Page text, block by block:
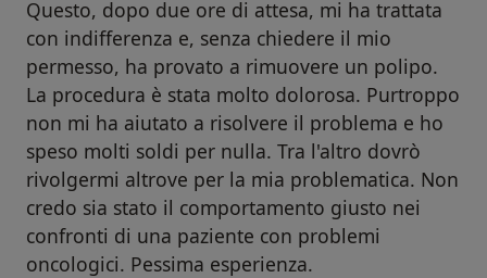
Questo, dopo due ore di attesa, mi ha trattata
con indifferenza e, senza chiedere il mio
permesso, ha provato a rimuovere un polipo.
La procedura è stata molto dolorosa. Purtroppo
non mi ha aiutato a risolvere il problema e ho
speso molti soldi per nulla. Tra l'altro dovrò
rivolgermi altrove per la mia problematica. Non
credo sia stato il comportamento giusto nei
confronti di una paziente con problemi
oncologici. Pessima esperienza.